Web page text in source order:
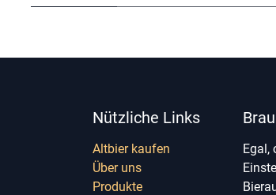
Nützliche Links
Altbier kaufen
Über uns
Produkte
Egal,